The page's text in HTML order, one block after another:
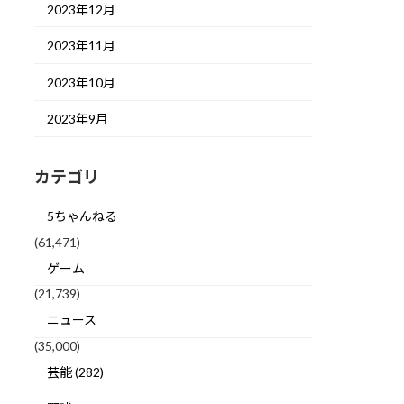
2023年12月
2023年11月
2023年10月
2023年9月
カテゴリ
5ちゃんねる
(61,471)
ゲーム
(21,739)
ニュース
(35,000)
芸能 (282)